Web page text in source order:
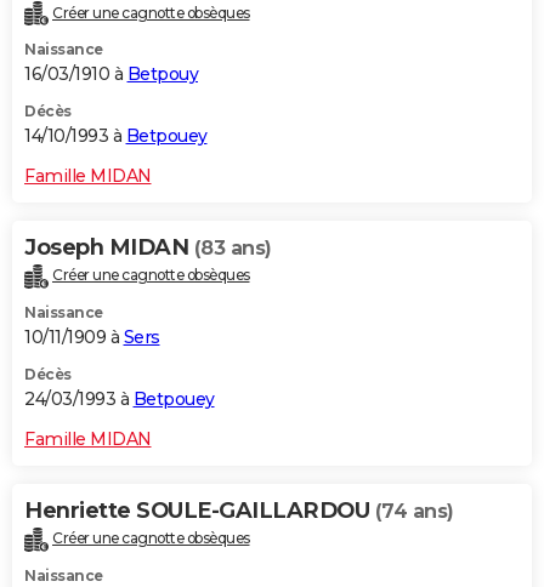
Créer une cagnotte obsèques
Naissance
16/03/1910 à Betpouy
Décès
14/10/1993 à Betpouey
Famille MIDAN
Joseph MIDAN (83 ans)
Créer une cagnotte obsèques
Naissance
10/11/1909 à Sers
Décès
24/03/1993 à Betpouey
Famille MIDAN
Henriette SOULE-GAILLARDOU (74 ans)
Créer une cagnotte obsèques
Naissance